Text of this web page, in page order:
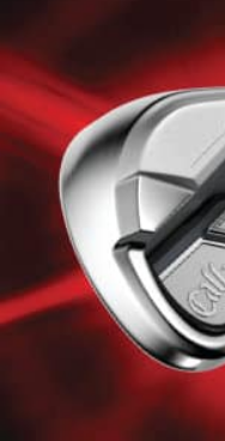
NATIONAL GOLF WEEK
La National Golf
dès maintenant
13 MARS 2022